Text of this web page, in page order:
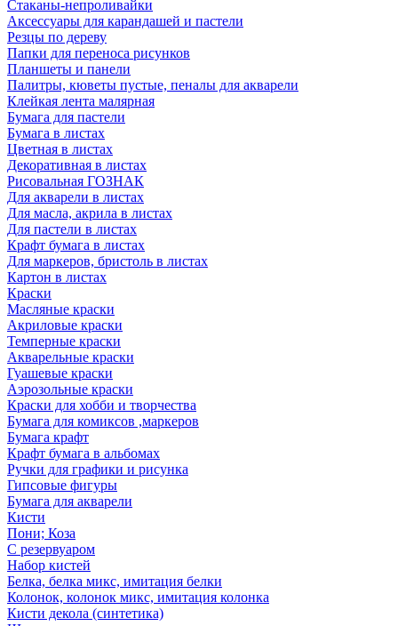
Стаканы-непроливайки
Аксессуары для карандашей и пастели
Резцы по дереву
Папки для переноса рисунков
Планшеты и панели
Палитры, кюветы пустые, пеналы для акварели
Клейкая лента малярная
Бумага для пастели
Бумага в листах
Цветная в листах
Декоративная в листах
Рисовальная ГОЗНАК
Для акварели в листах
Для масла, акрила в листах
Для пастели в листах
Крафт бумага в листах
Для маркеров, бристоль в листах
Картон в листах
Краски
Масляные краски
Акриловые краски
Темперные краски
Акварельные краски
Гуашевые краски
Аэрозольные краски
Краски для хобби и творчества
Бумага для комиксов ,маркеров
Бумага крафт
Крафт бумага в альбомах
Ручки для графики и рисунка
Гипсовые фигуры
Бумага для акварели
Кисти
Пони; Коза
С резервуаром
Набор кистей
Белка, белка микс, имитация белки
Колонок, колонок микс, имитация колонка
Кисти декола (синтетика)